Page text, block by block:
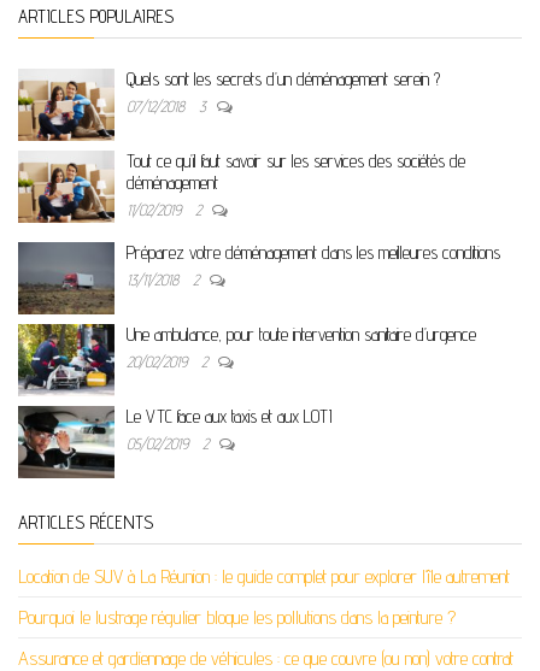
ARTICLES POPULAIRES
Quels sont les secrets d’un déménagement serein ?
07/12/2018 3
Tout ce qu’il faut savoir sur les services des sociétés de
déménagement
11/02/2019 2
Préparez votre déménagement dans les meilleures conditions
13/11/2018 2
Une ambulance, pour toute intervention sanitaire d’urgence
20/02/2019 2
Le VTC face aux taxis et aux LOTI
05/02/2019 2
ARTICLES RÉCENTS
Location de SUV à La Réunion : le guide complet pour explorer l’île autrement
Pourquoi le lustrage régulier bloque les pollutions dans la peinture ?
Assurance et gardiennage de véhicules : ce que couvre (ou non) votre contrat